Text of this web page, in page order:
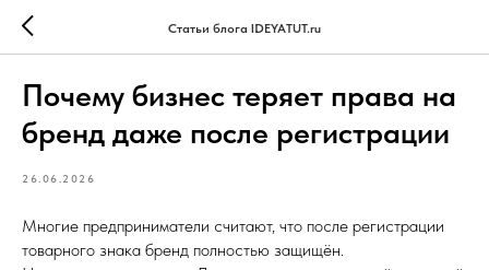
Статьи блога IDEYATUT.ru
Почему бизнес теряет права на
бренд даже после регистрации
26.06.2026
Многие предприниматели считают, что после регистрации
товарного знака бренд полностью защищён.